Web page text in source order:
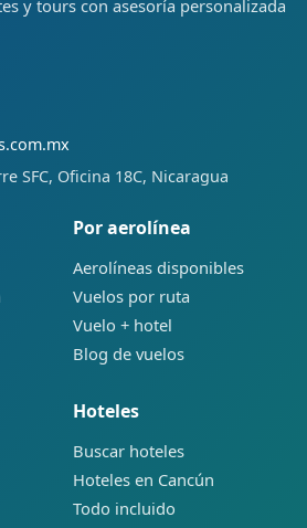
y tours con asesoría personalizada
SFC, Oficina 18C, Nicaragua
Por aerolínea
Aerolíneas disponibles
Vuelos por ruta
Vuelo + hotel
Blog de vuelos
Hoteles
Buscar hoteles
Hoteles en Cancún
Todo incluido